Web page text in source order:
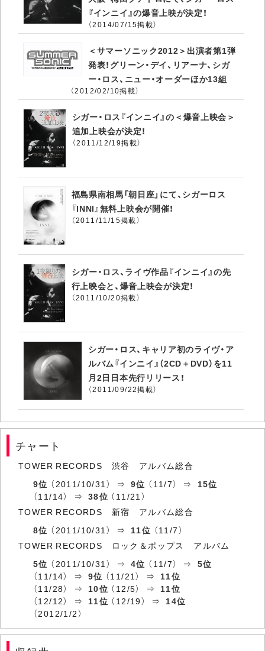
『インニイ』の爆音上映が決定！
（2014/07/15掲載）
＜サマーソニック2012＞出演者第1弾
発表！グリーン・デイ、リアーナ、シガ
ー・ロス、ニュー・オーダーほか13組
（2012/02/10掲載）
シガー・ロス『インニイ』の＜爆音上映会＞
追加上映会が決定！
（2011/12/19掲載）
福島県南相馬「朝日座」にて、シガーロス
『INNI』無料上映会が開催！
（2011/11/15掲載）
シガー・ロス、ライヴ作品『インニイ』の先
行上映会と、爆音上映会が決定！
（2011/10/20掲載）
シガー・ロス、キャリア初のライヴ・ア
ルバム『インニイ』（2CD＋DVD）を11
月2日日本先行リリース！
（2011/09/22掲載）
チャート
TOWER RECORDS 渋谷 アルバム総合
9位 （2011/10/31） ⇒9位 （11/7） ⇒ 15位
（11/14） ⇒ 38位 （11/21）
TOWER RECORDS 新宿 アルバム総合
8位 （2011/10/31） ⇒ 11位 （11/7）
TOWER RECORDS ロック＆ポップス アルバム
5位 （2011/10/31） ⇒4位 （11/7） ⇒ 5位
（11/14） ⇒ 9位 （11/21） ⇒ 11位
（11/28） ⇒ 10位 （12/5） ⇒ 11位
（12/12） ⇒ 11位 （12/19） ⇒ 14位
（2012/1/2）